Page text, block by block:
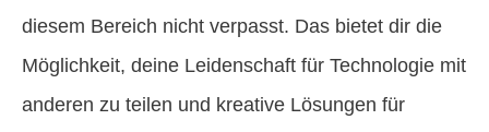
diesem Bereich nicht verpasst. Das bietet dir die
Möglichkeit, deine Leidenschaft für Technologie mit
anderen zu teilen und kreative Lösungen für